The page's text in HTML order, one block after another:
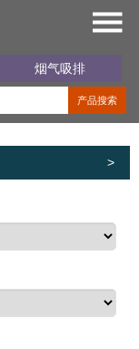
烟气吸排
产品搜索
>